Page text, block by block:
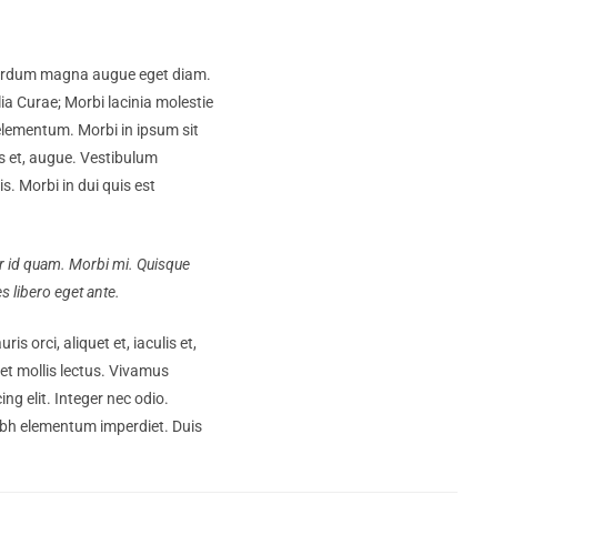
magna augue eget diam.
Curae; Morbi lacinia molestie
Morbi in ipsum sit
et, augue. Vestibulum
Morbi in dui quis est
id quam. Morbi mi. Quisque
libero eget ante.
orci, aliquet et, iaculis et,
mollis lectus. Vivamus
elit. Integer nec odio.
elementum imperdiet. Duis